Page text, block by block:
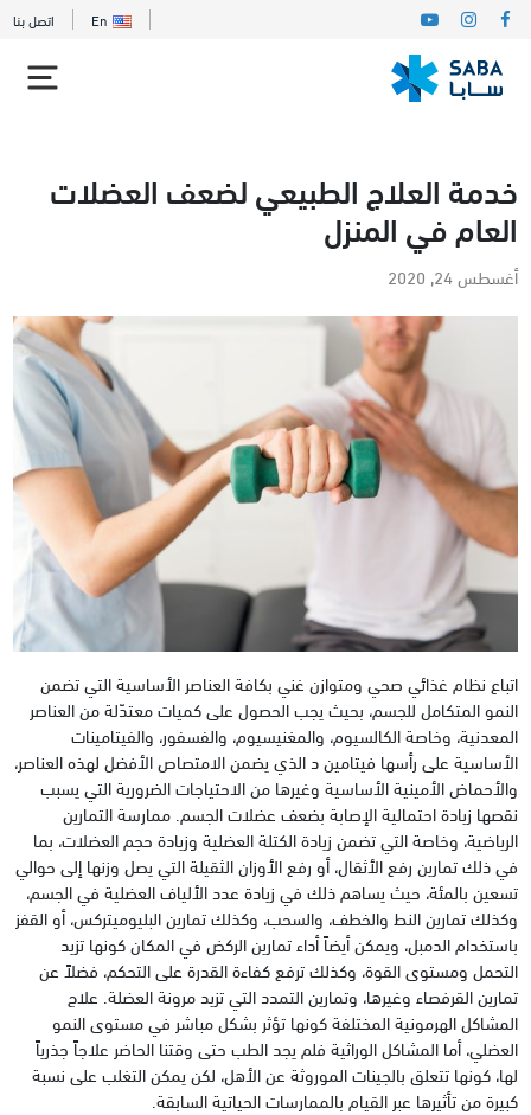
En اتصل بنا
خدمة العلاج الطبيعي لضعف العضلات
العام في المنزل
أغسطس 24, 2020
اتباع نظام غذائي صحي ومتوازن غني بكافة العناصر الأساسية التي تضمن
النمو المتكامل للجسم، بحيث يجب الحصول على كميات معتدّلة من العناصر
المعدنية، وخاصة الكالسيوم، والمغنيسيوم، والفسفور، والفيتامينات
الأساسية على رأسها فيتامين د الذي يضمن الامتصاص الأفضل لهذه العناصر،
والأحماض الأمينية الأساسية وغيرها من الاحتياجات الضرورية التي يسبب
نقصها زيادة احتمالية الإصابة بضعف عضلات الجسم. ممارسة التمارين
الرياضية، وخاصة التي تضمن زيادة الكتلة العضلية وزيادة حجم العضلات، بما
في ذلك تمارين رفع الأثقال، أو رفع الأوزان الثقيلة التي يصل وزنها إلى حوالي
تسعين بالمئة، حيث يساهم ذلك في زيادة عدد الألياف العضلية في الجسم،
وكذلك تمارين النط والخطف، والسحب، وكذلك تمارين البليوميتركس، أو القفز
باستخدام الدمبل، ويمكن أيضاً أداء تمارين الركض في المكان كونها تزيد
التحمل ومستوى القوة، وكذلك ترفع كفاءة القدرة على التحكم، فضلاً عن
تمارين القرفصاء وغيرها، وتمارين التمدد التي تزيد مرونة العضلة. علاج
المشاكل الهرمونية المختلفة كونها تؤثر بشكل مباشر في مستوى النمو
العضلي، أما المشاكل الوراثية فلم يجد الطب حتى وقتنا الحاضر علاجاً جذرياً
لها، كونها تتعلق بالجينات الموروثة عن الأهل، لكن يمكن التغلب على نسبة
كبيرة من تأثيرها عبر القيام بالممارسات الحياتية السابقة.